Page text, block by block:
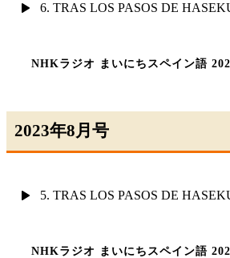
NHKラジオ まいにちスペイン語
2023年8月号
NHKラジオ まいにちスペイン語